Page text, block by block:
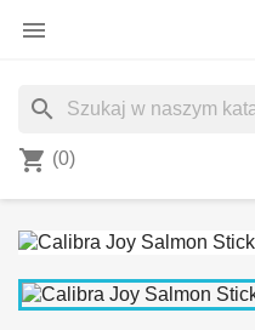

search
shopping_cart (0)